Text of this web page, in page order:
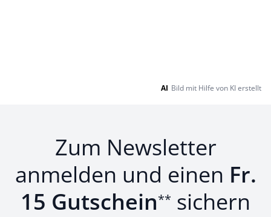
AI Bild mit Hilfe von KI erstellt
Zum Newsletter
anmelden und einen Fr.
15 Gutschein** sichern